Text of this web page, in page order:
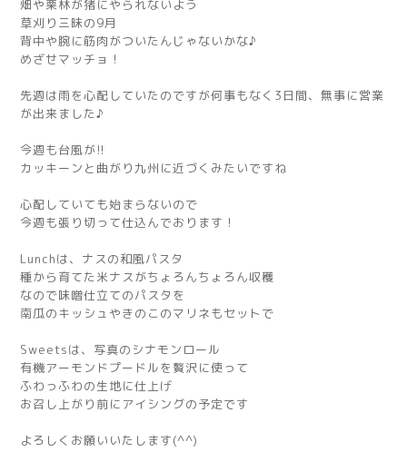
畑や栗林が猪にやられないよう
草刈り三昧の9月
背中や腕に筋肉がついたんじゃないかな♪
めざせマッチョ！
先週は雨を心配していたのですが何事もなく3日間、無事に営業
が出来ました♪
今週も台風が!!
カッキーンと曲がり九州に近づくみたいですね
心配していても始まらないので
今週も張り切って仕込んでおります！
Lunchは、ナスの和風パスタ
種から育てた米ナスがちょろんちょろん収穫
なので味噌仕立てのパスタを
南瓜のキッシュやきのこのマリネもセットで
Sweetsは、写真のシナモンロール
有機アーモンドプードルを贅沢に使って
ふわっふわの生地に仕上げ
お召し上がり前にアイシングの予定です
よろしくお願いいたします(^^)